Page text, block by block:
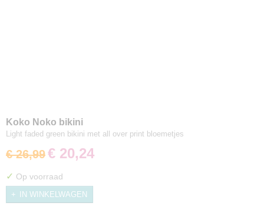
Koko Noko bikini
Light faded green bikini met all over print bloemetjes
€ 26,99€ 20,24
✓ Op voorraad
IN WINKELWAGEN